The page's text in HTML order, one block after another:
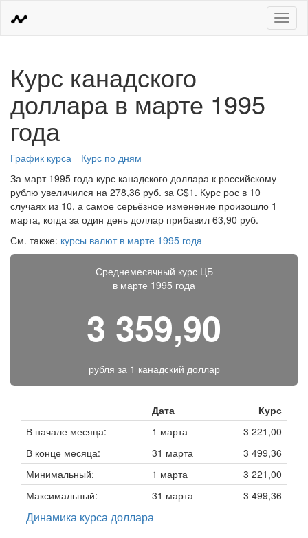
Меню
Курс канадского
доллара в марте 1995
года
График курса
Курс по дням
За март 1995 года курс канадского доллара к российскому
рублю увеличился на 278,36 руб. за C$1. Курс рос в 10
случаях из 10, а самое серьёзное изменение произошло 1
марта, когда за один день доллар прибавил 63,90 руб.
См. также: курсы валют в марте 1995 года
Среднемесячный курс ЦБ
в марте 1995 года
3 359,90
рубля за 1 канадский доллар
Дата
Курс
В начале месяца:
1 марта
3 221,00
В конце месяца:
31 марта
3 499,36
Минимальный:
1 марта
3 221,00
Максимальный:
31 марта 3 499,36
Динамика курса доллара